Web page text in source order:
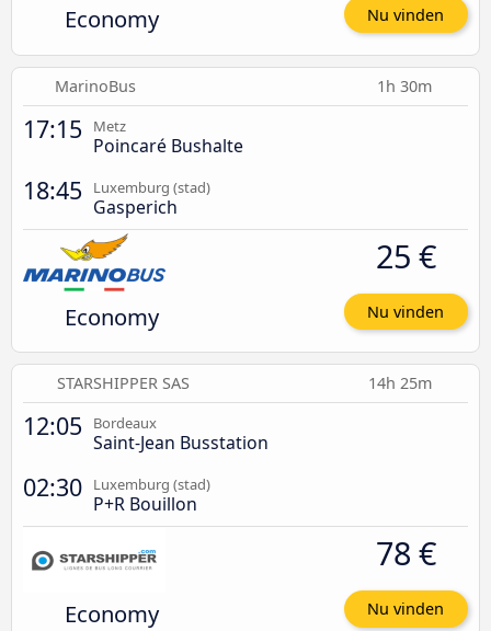
Economy Nu vinden
MarinoBus 1h 30m
17:15 Metz
Poincaré Bushalte
18:45 Luxemburg (stad)
Gasperich
Economy
25 €
Nu vinden
STARSHIPPER SAS 14h 25m
12:05 Bordeaux
Saint-Jean Busstation
02:30 Luxemburg (stad)
P+R Bouillon
Economy
78 €
Nu vinden